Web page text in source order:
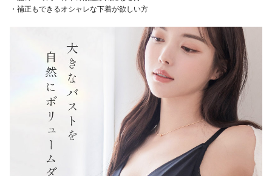
・補正もできるオシャレな下着が欲しい方